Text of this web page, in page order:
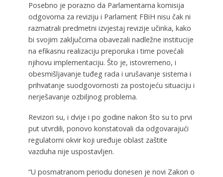
Posebno je porazno da Parlamentarna komisija
odgovorna za reviziju i Parlament FBiH nisu čak ni
razmatrali predmetni izvjestaj revizije učinka, kako
bi svojim zaključcima obavezali nadležne institucije
na efikasnu realizaciju preporuka i time povećali
njihovu implementaciju. Što je, istovremeno, i
obesmišljavanje tuđeg rada i urušavanje sistema i
prihvatanje suodgovornosti za postojeću situaciju i
nerješavanje ozbiljnog problema.
Revizori su, i dvije i po godine nakon što su to prvi
put utvrdili, ponovo konstatovali da odgovarajući
regulatorni okvir koji uređuje oblast zaštite
vazduha nije uspostavljen.
“U posmatranom periodu donesen je novi Zakon o